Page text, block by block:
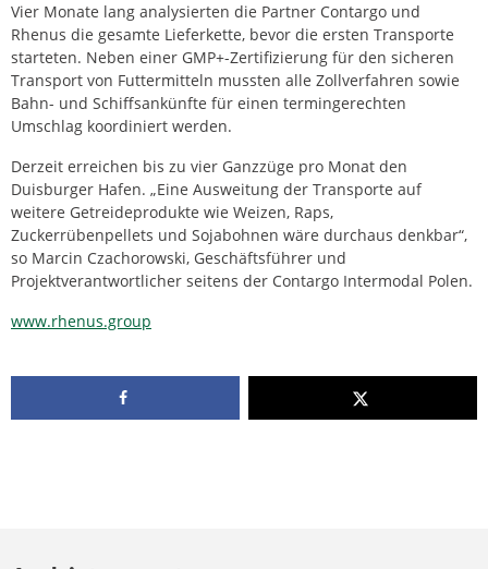
Vier Monate lang analysierten die Partner Contargo und
Rhenus die gesamte Lieferkette, bevor die ersten Transporte
starteten. Neben einer GMP+-Zertifizierung für den sicheren
Transport von Futtermitteln mussten alle Zollverfahren sowie
Bahn- und Schiffsankünfte für einen termingerechten
Umschlag koordiniert werden.
Derzeit erreichen bis zu vier Ganzzüge pro Monat den
Duisburger Hafen. „Eine Ausweitung der Transporte auf
weitere Getreideprodukte wie Weizen, Raps,
Zuckerrübenpellets und Sojabohnen wäre durchaus denkbar“,
so Marcin Czachorowski, Geschäftsführer und
Projektverantwortlicher seitens der Contargo Intermodal Polen.
www.rhenus.group